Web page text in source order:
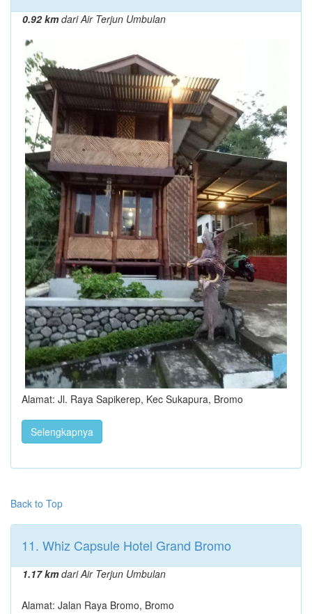
0.92 kmdari Air Terjun Umbulan
Alamat: Jl. Raya Sapikerep, Kec Sukapura, Bromo
Selengkapnya
Back to Top
11. Whiz Capsule Hotel Grand Bromo
1.17 kmdari Air Terjun Umbulan
Alamat: Jalan Raya Bromo, Bromo